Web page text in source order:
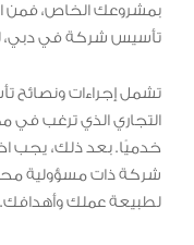
بمشروعك الخاص، فمن
تأسيس شركة في دبي،
تشمل إجراءات ونصائح
التجاري الذي ترغب في
خدميًا. بعد ذلك، يجب
شركة ذات مسؤولية
لطبيعة عملك وأهدافك.